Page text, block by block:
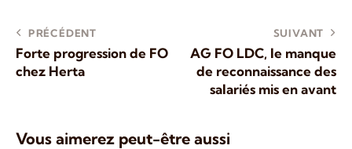
PRÉCÉDENT
Forte progression de FO
chez Herta
SUIVANT
AG FO LDC, le manque
de reconnaissance des
salariés mis en avant
Vous aimerez peut-être aussi